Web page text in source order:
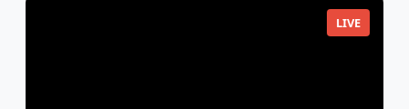
LIVE